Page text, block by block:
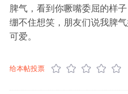
脾气，看到你噘嘴委屈的样
绷不住想笑，朋友们说我脾
可爱。
给本帖投票